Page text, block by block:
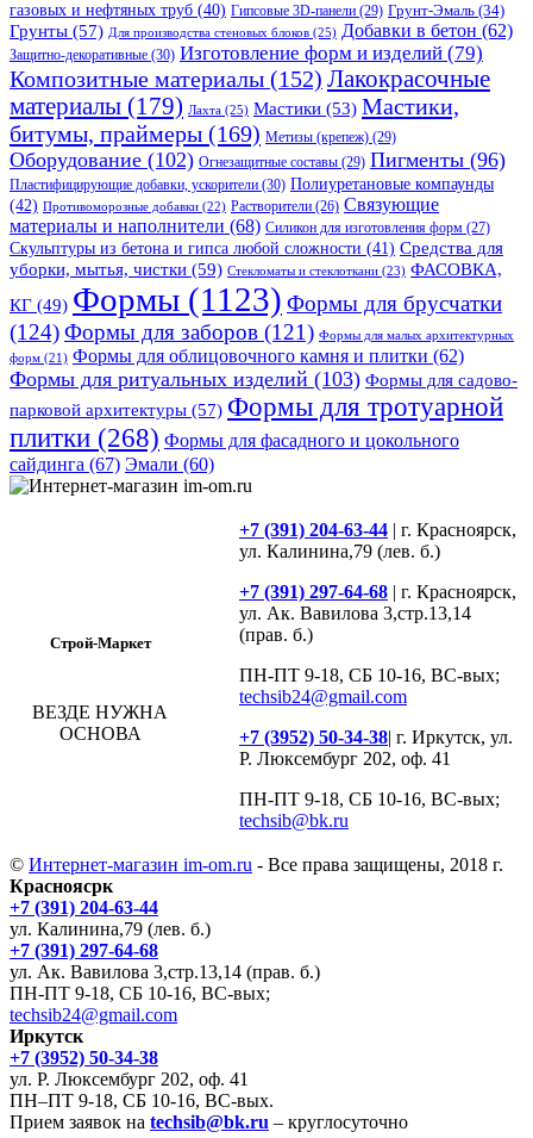
газовых и нефтяных труб (40) Гипсовые 3D-панели (29) Грунт-Эмаль (34)
Грунты (57) Для производства стеновых блоков (25) Добавки в бетон (62)
Защитно-декоративные (30) Изготовление форм и изделий (79)
Композитные материалы (152) Лакокрасочные
материалы (179) Лахта (25) Мастики (53) Мастики,
битумы, праймеры (169) Метизы (крепеж) (29)
Оборудование (102) Огнезащитные составы (29) Пигменты (96)
Пластифицирующие добавки, ускорители (30) Полиуретановые компаунды
(42) Противоморозные добавки (22) Растворители (26) Связующие
материалы и наполнители (68) Силикон для изготовления форм (27)
Скульптуры из бетона и гипса любой сложности (41) Средства для
уборки, мытья, чистки (59) Стекломаты и стеклоткани (23) ФАСОВКА,
КГ (49) Формы (1123) Формы для брусчатки
(124)Формы для заборов (121) Формы для малых архитектурных
форм (21) Формы для облицовочного камня и плитки (62)
Формы для ритуальных изделий (103) Формы для садово-
парковой архитектуры (57) Формы для тротуарной
плитки (268) Формы для фасадного и цокольного
сайдинга (67) Эмали (60)
Строй-Маркет
ВЕЗДЕ НУЖНА
ОСНОВА
+7 (391) 204-63-44 | г. Красноярск,
ул. Калинина,79 (лев. б.)
+7 (391) 297-64-68 | г. Красноярск,
ул. Ак. Вавилова 3,стр.13,14
(прав. б.)
ПН-ПТ 9-18, СБ 10-16, ВС-вых;
techsib24@gmail.com
+7 (3952) 50-34-38| г. Иркутск, ул.
Р. Люксембург 202, оф. 41
ПН-ПТ 9-18, СБ 10-16, ВС-вых;
techsib@bk.ru
© Интернет-магазин im-om.ru - Все права защищены, 2018 г.
Красноясрк
+7 (391) 204-63-44
ул. Калинина,79 (лев. б.)
+7 (391) 297-64-68
ул. Ак. Вавилова 3,стр.13,14 (прав. б.)
ПН-ПТ 9-18, СБ 10-16, ВС-вых;
techsib24@gmail.com
Иркутск
+7 (3952) 50-34-38
ул. Р. Люксембург 202, оф. 41
ПН–ПТ 9-18, СБ 10-16, ВС-вых.
Прием заявок на techsib@bk.ru – круглосуточно